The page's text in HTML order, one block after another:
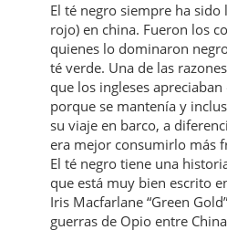
El té negro siempre ha
rojo) en china. Fueron los
quienes lo dominaron
té verde. Una de las
que los ingleses
porque se mantenía y
su viaje en barco, a
era mejor consumirlo más
El té negro tiene una
que está muy bien escrito
Iris Macfarlane “Green
guerras de Opio entre